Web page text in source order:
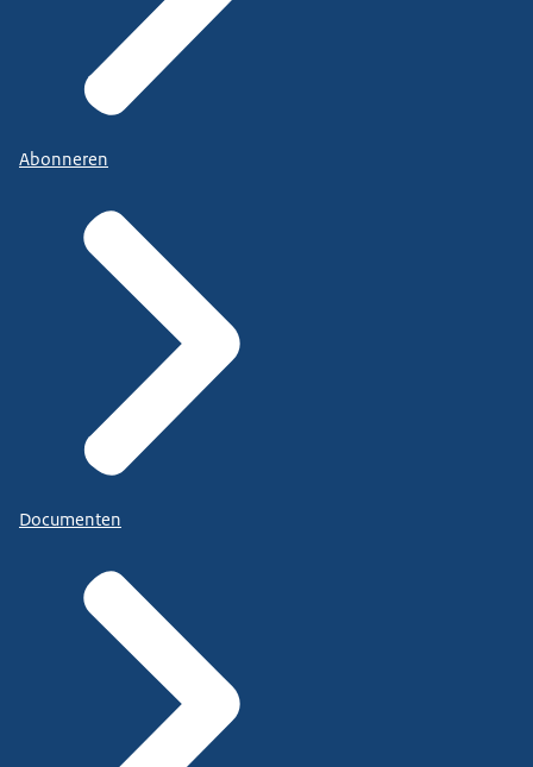
Abonneren
Documenten